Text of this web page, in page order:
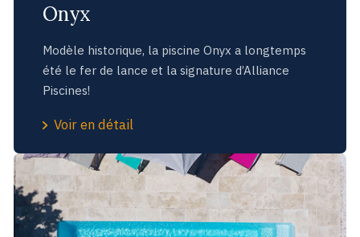
Onyx
Modèle historique, la piscine Onyx a longtemps
été le fer de lance et la signature d’Alliance
Piscines!
Voir en détail